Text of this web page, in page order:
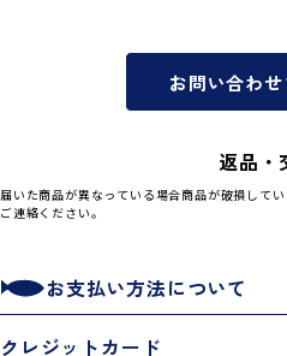
お問い合わ
返品・
届いた商品が異なっている場合商品が破損して
ご連絡ください。
お支払い方法について
クレジットカード